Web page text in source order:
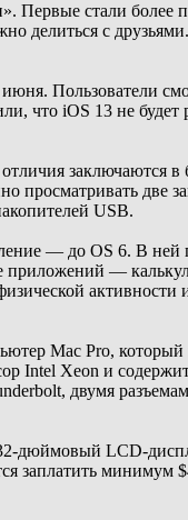
стали более
делиться с
Пользователи
что iOS 13 не
заключаются
просматривать
USB.
— до OS 6. В ней
приложений —
Mac Pro,
Intel Xeon и
двумя
дюймовый LCD-
заплатить минимум